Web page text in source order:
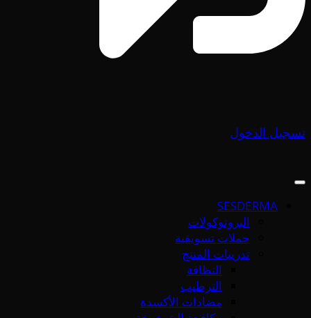
تسجيل الدخول
SESDERMA
البروتوكولات
حملات تسويقية
تدريبات المنتج
النظافة
الترطيب
مضادات الأكسدة